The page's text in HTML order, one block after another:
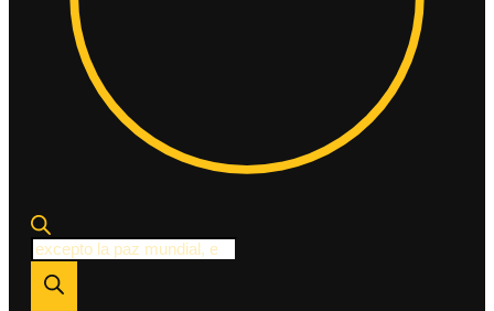
Búsqueda
de
productos